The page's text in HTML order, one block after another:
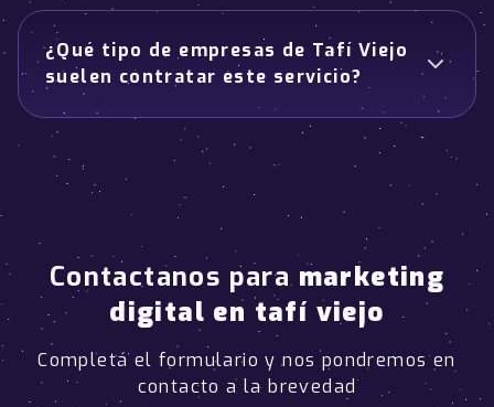
¿Qué tipo de empresas de Tafí Viejo
suelen contratar este servicio?
Contactanos para marketing
digital en tafí viejo
Completá el formulario y nos pondremos en
contacto a la brevedad